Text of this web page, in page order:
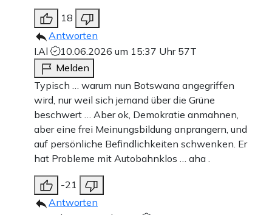
18
Antworten
I.Al
10.06.2026 um 15:37 Uhr 57T
Melden
Typisch … warum nun Botswana angegriffen
wird, nur weil sich jemand über die Grüne
beschwert … Aber ok, Demokratie anmahnen,
aber eine frei Meinungsbildung anprangern, und
auf persönliche Befindlichkeiten schwenken. Er
hat Probleme mit Autobahnklos … aha .
-21
Antworten